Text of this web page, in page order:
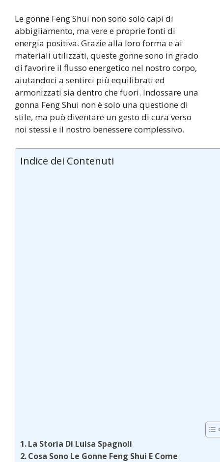
Le gonne Feng Shui non sono solo capi di
abbigliamento, ma vere e proprie fonti di
energia positiva. Grazie alla loro forma e ai
materiali utilizzati, queste gonne sono in grado
di favorire il flusso energetico nel nostro corpo,
aiutandoci a sentirci più equilibrati ed
armonizzati sia dentro che fuori. Indossare una
gonna Feng Shui non è solo una questione di
stile, ma può diventare un gesto di cura verso
noi stessi e il nostro benessere complessivo.
Indice dei Contenuti
La Storia Di Luisa Spagnoli
Cosa Sono Le Gonne Feng Shui E Come